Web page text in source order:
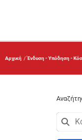
Αρχική Ένδυση - Υπόδηση -